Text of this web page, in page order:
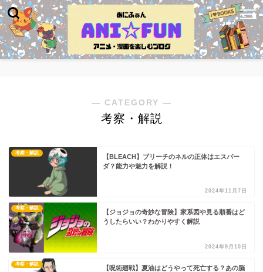
― CATEGORY ―
考察・解説
考察・解説
【BLEACH】ブリーチのネルの正体はエスパー
ダ？能力や魅力を解説！
2024年11月7日
考察・解説
【ジョジョの奇妙な冒険】家系図や見る順番はど
うしたらいい？わかりやすく解説
2024年9月10日
考察・解説
【呪術廻戦】夏油はどうやって死亡する？あの脳